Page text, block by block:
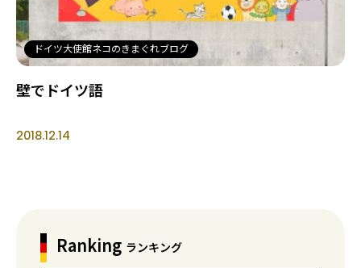
ドイツ大使館ネコのきまぐれブログ
壁でドイツ語
2018.12.14
Ranking ランキング